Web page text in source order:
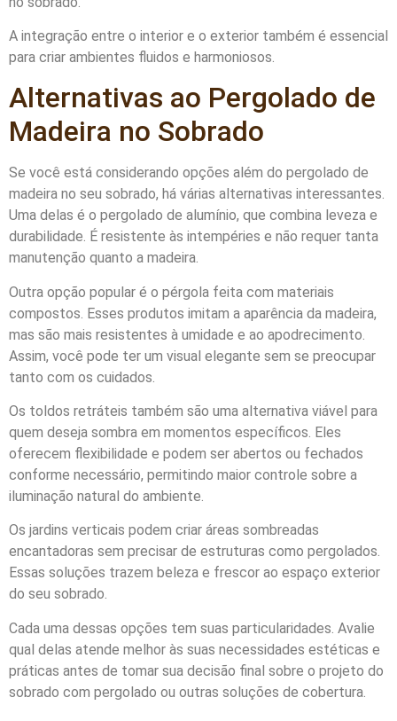
A integração entre o interior e o exterior também é essencial
para criar ambientes fluidos e harmoniosos.
Alternativas ao Pergolado de
Madeira no Sobrado
Se você está considerando opções além do pergolado de
madeira no seu sobrado, há várias alternativas interessantes.
Uma delas é o pergolado de alumínio, que combina leveza e
durabilidade. É resistente às intempéries e não requer tanta
manutenção quanto a madeira.
Outra opção popular é o pérgola feita com materiais
compostos. Esses produtos imitam a aparência da madeira,
mas são mais resistentes à umidade e ao apodrecimento.
Assim, você pode ter um visual elegante sem se preocupar
tanto com os cuidados.
Os toldos retráteis também são uma alternativa viável para
quem deseja sombra em momentos específicos. Eles
oferecem flexibilidade e podem ser abertos ou fechados
conforme necessário, permitindo maior controle sobre a
iluminação natural do ambiente.
Os jardins verticais podem criar áreas sombreadas
encantadoras sem precisar de estruturas como pergolados.
Essas soluções trazem beleza e frescor ao espaço exterior
do seu sobrado.
Cada uma dessas opções tem suas particularidades. Avalie
qual delas atende melhor às suas necessidades estéticas e
práticas antes de tomar sua decisão final sobre o projeto do
sobrado com pergolado ou outras soluções de cobertura.